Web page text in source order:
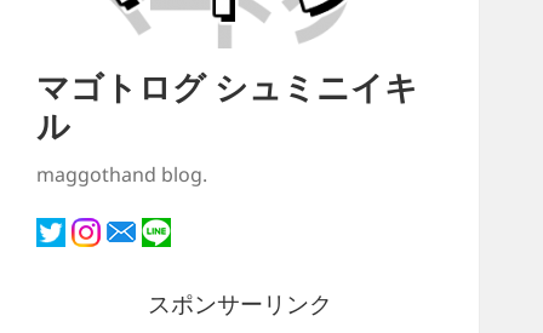
マゴトログ シュミニイキ
ル
maggothand blog.
スポンサーリンク